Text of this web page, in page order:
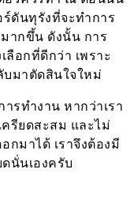
ร์ดันทุรังที่จะทำการ
ากขึ้น ดังนั้น การ
ลือกที่ดีกว่า เพราะ
มาตัดสินใจใหม่
ารทำงาน หากว่าเรา
รียดสะสม และไม่
มาได้ เราจึงต้องมี
นั่นเองครับ